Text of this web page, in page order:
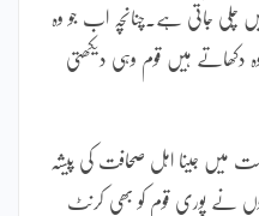
چلی جاتی ہے۔چنانچہ اب جو وہ
دکھاتے ہیں قوم وہی دیکھتی
میں جینا اہل صحافت کی پیشہ
نے پوری قوم کو بھی کرنٹ